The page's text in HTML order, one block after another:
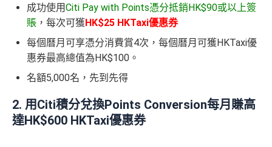
成功使用Citi Pay with Points憑分抵銷HK$90或以上簽
賬 ，每次可獲HK$25 HKTaxi優惠券
每個曆月可享憑分消費賞4次，每個曆月可獲HKTaxi優
惠券最高總值為HK$100。
名額5,000名，先到先得
2. 用Citi積分兌換Points Conversion每月賺高
達HK$600 HKTaxi優惠券